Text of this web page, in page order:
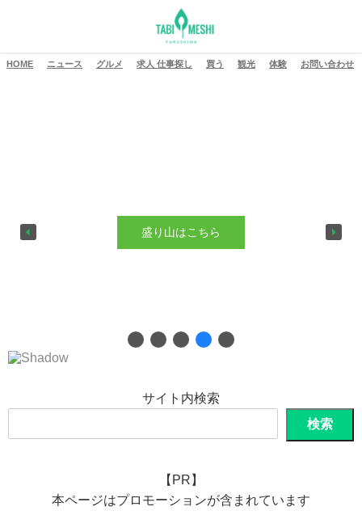
HOME ニュース グルメ 求人 仕事探し 買う 観光 体験 お問い合わせ
盛り山はこちら
サイト内検索
検索
【PR】
本ページはプロモーションが含まれています